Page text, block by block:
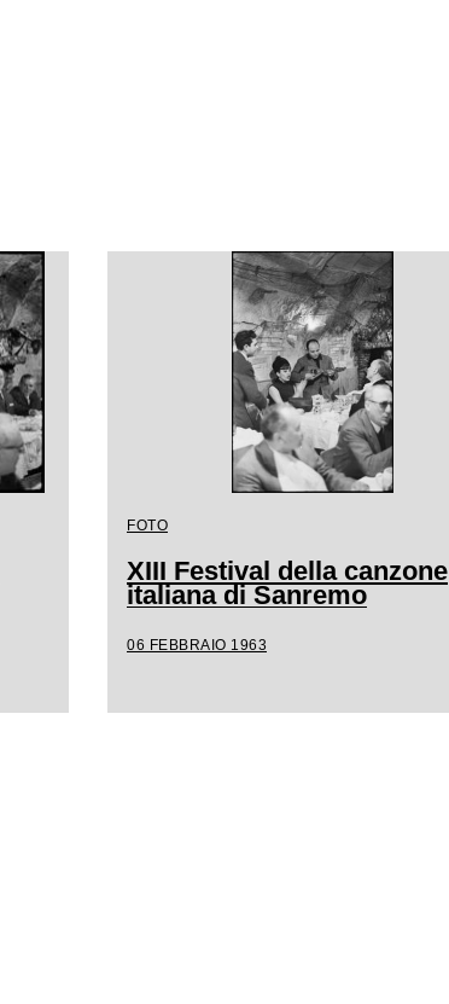
FOTO
XIII Festival della canzone
italiana di Sanremo
06 FEBBRAIO 1963